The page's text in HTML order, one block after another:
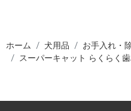
ホーム 犬用品 お手入れ・
スーパーキャット らくらく